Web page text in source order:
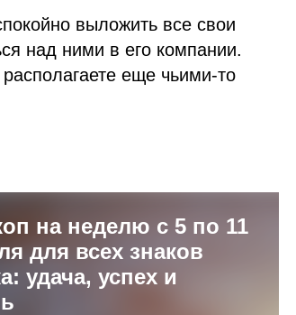
выложить все свои
над ними в его компании.
еще чьими-то
на неделю с 5 по 11
для всех знаков
удача, успех и